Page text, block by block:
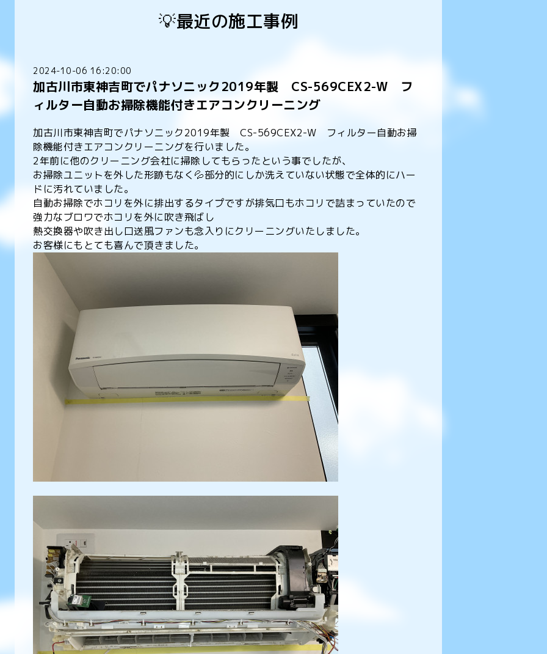
💡最近の施工事例
2024-10-06 16:20:00
加古川市東神吉町でパナソニック2019年製 CS-569CEX2-W フ
ィルター自動お掃除機能付きエアコンクリーニング
加古川市東神吉町でパナソニック2019年製 CS-569CEX2-W フィルター自動お掃
除機能付きエアコンクリーニングを行いました。
2年前に他のクリーニング会社に掃除してもらったという事でしたが、
お掃除ユニットを外した形跡もなく💦部分的にしか洗えていない状態で全体的にハー
ドに汚れていました。
自動お掃除でホコリを外に排出するタイプですが排気口もホコリで詰まっていたので
強力なブロワでホコリを外に吹き飛ばし
熱交換器や吹き出し口送風ファンも念入りにクリーニングいたしました。
お客様にもとても喜んで頂きました。